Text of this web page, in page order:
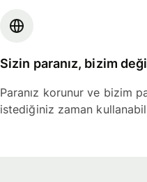
Sizin paranız, bizim
Paranız korunur ve bizim
istediğiniz zaman